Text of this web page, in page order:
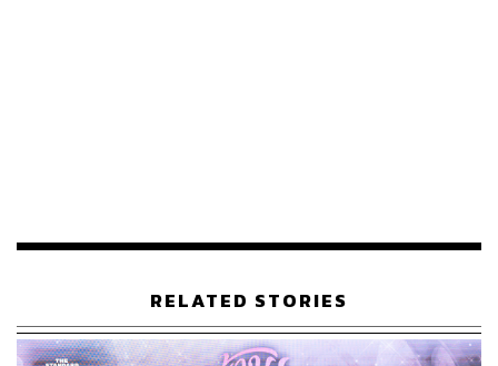
ซิงเกิลได้แก่LYRAและVanilla
พิสูจน์อักษร: วรรษมล สิงหโกมล
อ้างอิง:
https://www.facebook.com/photo?fbid=23390403173
RELATED STORIES